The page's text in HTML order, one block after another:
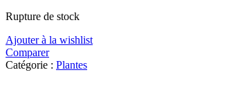
Rupture de stock
Ajouter à la wishlist
Comparer
Catégorie : Plantes